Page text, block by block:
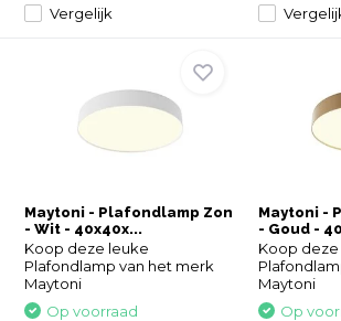
Vergelijk
Maytoni - Plafondlamp Zon
- Wit - 40x40x...
Koop deze leuke
Plafondlamp van het merk
Maytoni
Op voorraad
Maytoni -
- Goud -
Koop
Maytoni
Op